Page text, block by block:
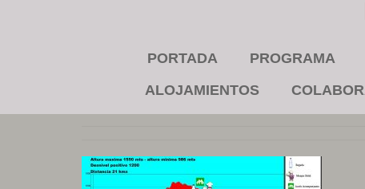
PORTADA PROGRAMA
ALOJAMIENTOS